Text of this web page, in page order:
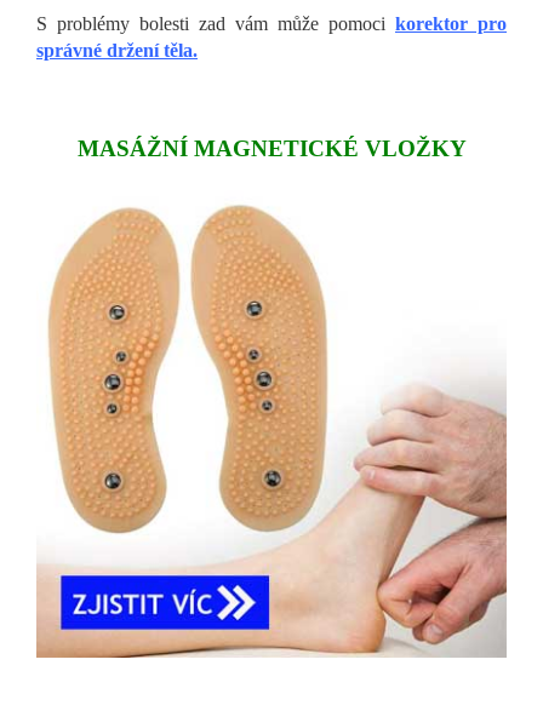
S problémy bolesti zad vám může pomoci korektor pro
správné držení těla.
MASÁŽNÍ MAGNETICKÉ VLOŽKY